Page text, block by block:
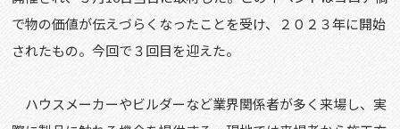
で物の価値が伝えづらくなったことを受け、２０２３年に開始
されたもの。今回で３回目を迎えた。
ハウスメーカーやビルダーなど業界関係者が多く来場し、実